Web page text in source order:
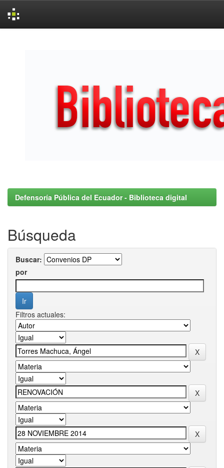
Defensoría Pública del Ecuador - Biblioteca digital
Búsqueda
Buscar:
por
Filtros actuales: